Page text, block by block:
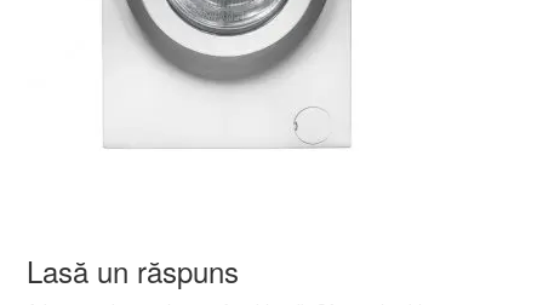
Lasă un răspuns